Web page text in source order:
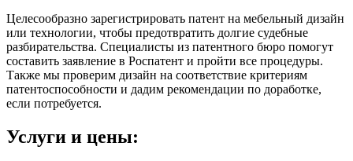
Целесообразно зарегистрировать патент на мебельный дизайн
или технологии, чтобы предотвратить долгие судебные
разбирательства. Специалисты из патентного бюро помогут
составить заявление в Роспатент и пройти все процедуры.
Также мы проверим дизайн на соответствие критериям
патентоспособности и дадим рекомендации по доработке,
если потребуется.
Услуги и цены: